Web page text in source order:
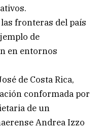
fronteras del país
de
en entornos
de Costa Rica,
conformada por
de un
Andrea Izzo